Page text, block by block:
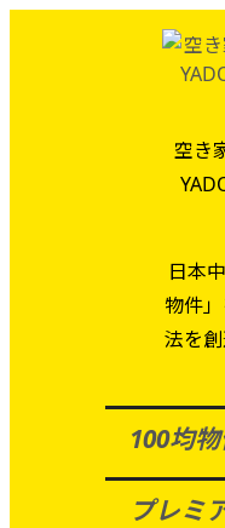
空き
日本
物件
法を
100均
プレミ